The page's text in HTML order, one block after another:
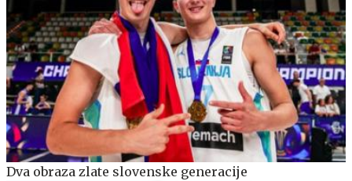
Dva obraza zlate slovenske generacije